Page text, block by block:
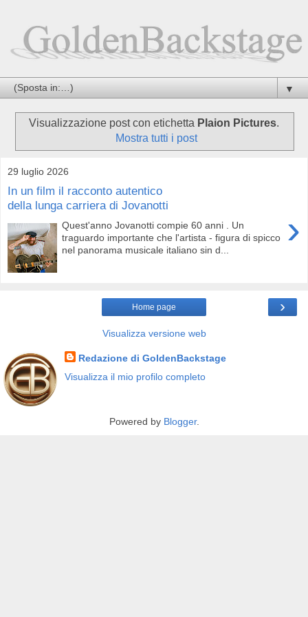
▼
Visualizzazione post con etichetta Plaion Pictures.
Mostra tutti i post
29 luglio 2026
In un film il racconto autentico
della lunga carriera di Jovanotti
›
Quest'anno Jovanotti compie 60 anni . Un
traguardo importante che l'artista - figura di spicco
nel panorama musicale italiano sin d...
›
Home page
Visualizza versione web
Redazione di GoldenBackstage
Visualizza il mio profilo completo
Powered by Blogger.